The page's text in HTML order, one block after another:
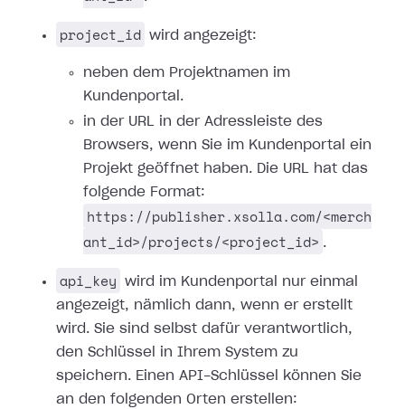
project_id wird angezeigt:
neben dem Projektnamen im
Kundenportal.
in der URL in der Adressleiste des
Browsers, wenn Sie im Kundenportal ein
Projekt geöffnet haben. Die URL hat das
folgende Format:
https://publisher.xsolla.com/<merch
ant_id>/projects/<project_id> .
api_key
wird im Kundenportal nur einmal
angezeigt, nämlich dann, wenn er erstellt
wird. Sie sind selbst dafür verantwortlich,
den Schlüssel in Ihrem System zu
speichern. Einen API-Schlüssel können Sie
an den folgenden Orten erstellen: